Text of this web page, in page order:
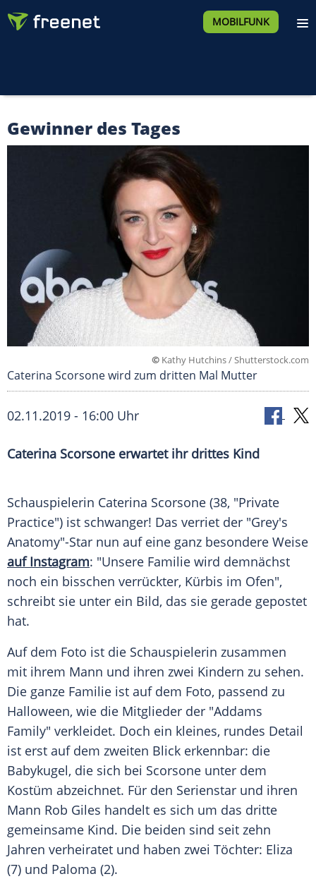
MOBILFUNK
Gewinner des Tages
© Kathy Hutchins / Shutterstock.com
Caterina Scorsone wird zum dritten Mal Mutter
02.11.2019 - 16:00 Uhr
Caterina Scorsone erwartet ihr drittes Kind
Schauspielerin Caterina Scorsone (38, "Private
Practice") ist schwanger! Das verriet der "Grey's
Anatomy"-Star nun auf eine ganz besondere Weise
auf Instagram: "Unsere Familie wird demnächst
noch ein bisschen verrückter, Kürbis im Ofen",
schreibt sie unter ein Bild, das sie gerade gepostet
hat.
Auf dem Foto ist die Schauspielerin zusammen
mit ihrem Mann und ihren zwei Kindern zu sehen.
Die ganze Familie ist auf dem Foto, passend zu
Halloween, wie die Mitglieder der "Addams
Family" verkleidet. Doch ein kleines, rundes Detail
ist erst auf dem zweiten Blick erkennbar: die
Babykugel, die sich bei Scorsone unter dem
Kostüm abzeichnet. Für den Serienstar und ihren
Mann Rob Giles handelt es sich um das dritte
gemeinsame Kind. Die beiden sind seit zehn
Jahren verheiratet und haben zwei Töchter: Eliza
(7) und Paloma (2).